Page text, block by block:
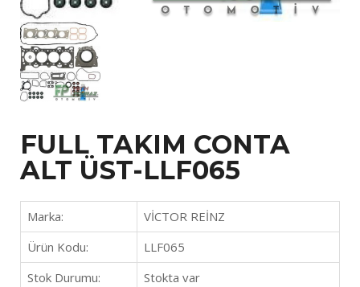
FULL TAKIM CONTA
ALT ÜST-LLF065
Marka:
VİCTOR REİNZ
Ürün Kodu:
LLF065
Stok Durumu:
Stokta var